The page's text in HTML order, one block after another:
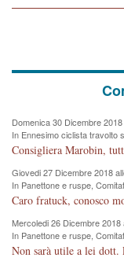
Domenica 30 Dicembre
In Ennesimo ciclista travolto
Comune si svegli"
Giovedi 27 Dicembre 2018
In Panettone e ruspe,
cronoprogramma"
Mercoledi 26 Dicembre 2018
In Panettone e ruspe,
cronoprogramma"